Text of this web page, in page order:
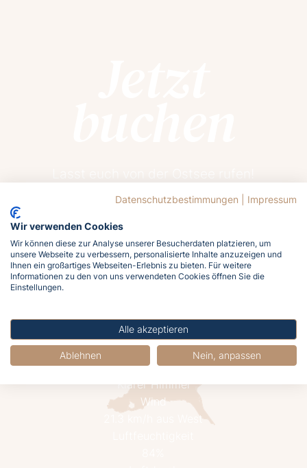
Meldet euch jetzt an und holt euch das
Meergefühl nach Hause!
Jetzt buchen
15.6°C
Klarer Himmel
Wind
21.3 km/h aus West
Datenschutzbestimmungen Impressum
Wir verwenden Cookies
Wir können diese zur Analyse unserer Besucherdaten platzieren, um
unsere Webseite zu verbessern, personalisierte Inhalte anzuzeigen und
Ihnen ein großartiges Webseiten-Erlebnis zu bieten. Für weitere
Informationen zu den von uns verwendeten Cookies öffnen Sie die
Einstellungen.
Alle akzeptieren
Ablehnen Nein, anpassen